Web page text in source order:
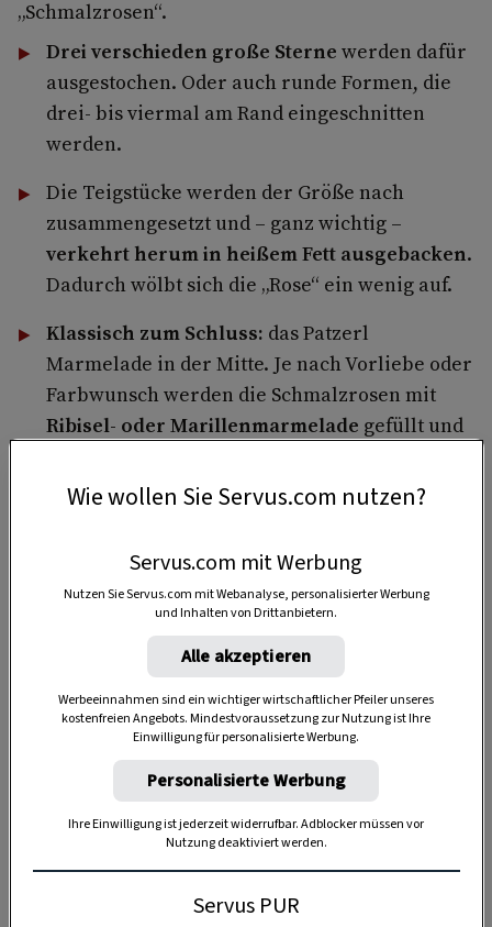
„Schmalzrosen“.
Drei verschieden große Sterne werden dafür
ausgestochen. Oder auch runde Formen, die
drei- bis viermal am Rand eingeschnitten
werden.
Die Teigstücke werden der Größe nach
zusammengesetzt und – ganz wichtig –
verkehrt herum in heißem Fett ausgebacken.
Dadurch wölbt sich die „Rose“ ein wenig auf.
Klassisch zum Schluss: das Patzerl
Marmelade in der Mitte. Je nach Vorliebe oder
Farbwunsch werden die Schmalzrosen mit
Ribisel- oder Marillenmarmelade gefüllt und
Eine kurze Geschichte der Weinviertler
Schmalzrosen
Hochzeiten angebrochen war, herrschte
Hochsaison in den Küchen der umliegenden Höfe.
Schnitt- und Dreschzeit waren ebenso Anlass zum
Backen wie Sonnenwende oder winterliche
Feiertage. Und die Mehlspeisen dafür waren die
erschienenen „Wörterbuch der Mundart in
Oesterreich unter der Enns“sind allein neun
verschiedene „Grapfn“ aufgezählt.
Wie wollen Sie Servus.com nutzen?
Servus.com mit Werbung
Nutzen Sie Servus.com mit Webanalyse, personalisierter Werbung
und Inhalten von Drittanbietern.
Alle akzeptieren
Werbeeinnahmen sind ein wichtiger wirtschaftlicher Pfeiler unseres
kostenfreien Angebots. Mindestvoraussetzung zur Nutzung ist Ihre
Einwilligung für personalisierte Werbung.
Personalisierte Werbung
Ihre Einwilligung ist jederzeit widerrufbar. Adblocker müssen vor
Nutzung deaktiviert werden.
Servus PUR